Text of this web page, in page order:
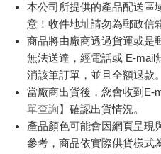
本公司所提供的產品配送區
意！收件地址請勿為郵政信
商品將由廠商透過貨運或是
無法送達，經電話或 E-mail
消該筆訂單，並且全額退款。
當廠商出貨後，您會收到E-
單查詢】確認出貨情況。
產品顏色可能會因網頁呈現
參考，商品依實際供貨樣式